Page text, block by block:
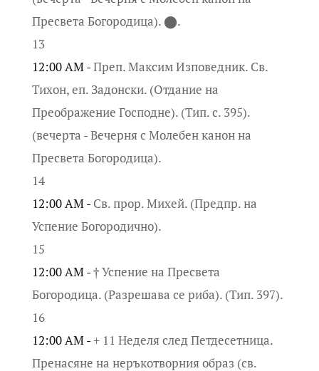
Пресвета Богородица). ⬤.
13
12:00 AM -Преп. Максим Изповедник. Св.
Тихон, еп. Задонски. (Отдание на
Преображение Господне). (Тип. с. 395).
(вечерта - Вечерня с Молебен канон на
Пресвета Богородица).
14
12:00 AM - Св. прор. Михей. (Предпр. на
Успение Богородично).
15
12:00 AM -† Успение на Пресвета
Богородица. (Разрешава се риба). (Тип. 397).
16
12:00 AM -+ 11 Неделя след Петдесетница.
Пренасяне на неръкотворния образ (св.